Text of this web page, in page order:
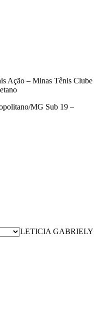
Ação – Minas Tênis Clube
MG Sub 19 –
LETICIA GABRIELY